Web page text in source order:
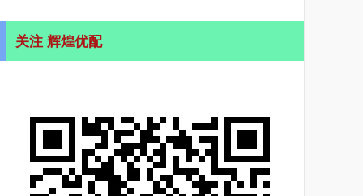
关注 辉煌优配